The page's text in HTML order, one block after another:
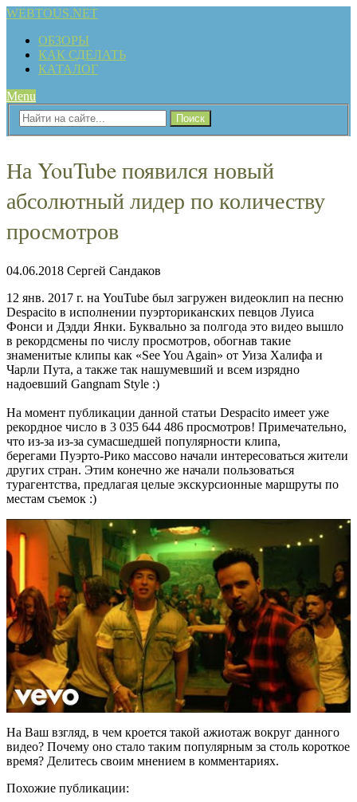
WEBTOUS.NET
ОБЗОРЫ
КАК СДЕЛАТЬ
КАТАЛОГ
Menu
На YouTube появился новый
абсолютный лидер по количеству
просмотров
04.06.2018 Сергей Сандаков
12 янв. 2017 г. на YouTube был загружен видеоклип на песню
Despacito в исполнении пуэрториканских певцов Луиса
Фонси и Дэдди Янки. Буквально за полгода это видео вышло
в рекордсмены по числу просмотров, обогнав такие
знаменитые клипы как «See You Again» от Уиза Халифа и
Чарли Пута, а также так нашумевший и всем изрядно
надоевший Gangnam Style :)
На момент публикации данной статьи Despacito имеет уже
рекордное число в 3 035 644 486 просмотров! Примечательно,
что из-за из-за сумасшедшей популярности клипа,
берегами Пуэрто-Рико массово начали интересоваться жители
других стран. Этим конечно же начали пользоваться
турагентства, предлагая целые экскурсионные маршруты по
местам съемок :)
На Ваш взгляд, в чем кроется такой ажиотаж вокруг данного
видео? Почему оно стало таким популярным за столь короткое
время? Делитесь своим мнением в комментариях.
Похожие публикации: